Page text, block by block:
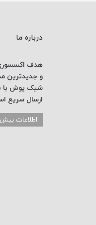
درباره ما
هدف
و جدیدترین
شیک پوش با
ارسال سریع
اطلاعات